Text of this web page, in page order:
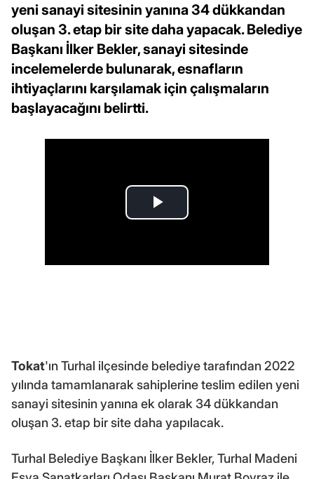
yeni sanayi sitesinin yanına 34 dükkandan
oluşan 3. etap bir site daha yapacak. Belediye
Başkanı İlker Bekler, sanayi sitesinde
incelemelerde bulunarak, esnafların
ihtiyaçlarını karşılamak için çalışmaların
başlayacağını belirtti.
Tokat'ın Turhal ilçesinde belediye tarafından 2022
yılında tamamlanarak sahiplerine teslim edilen yeni
sanayi sitesinin yanına ek olarak 34 dükkandan
oluşan 3. etap bir site daha yapılacak.
Turhal Belediye Başkanı İlker Bekler, Turhal Madeni